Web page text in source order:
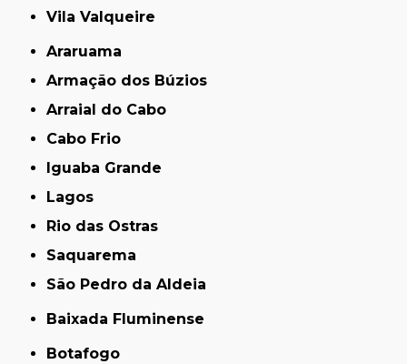
Vila Valqueire
Araruama
Armação dos Búzios
Arraial do Cabo
Cabo Frio
Iguaba Grande
Lagos
Rio das Ostras
Saquarema
São Pedro da Aldeia
Baixada Fluminense
Botafogo